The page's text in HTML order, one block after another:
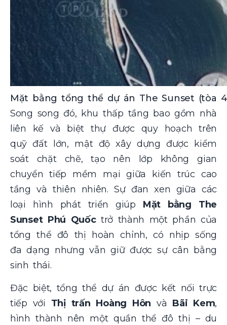
Mặt bằng tổng thể dự án The Sunset (tòa
Song song đó, khu thấp tầng bao gồm nhà
liên kế và biệt thự được quy hoạch trên
quỹ đất lớn, mật độ xây dựng được kiểm
soát chặt chẽ, tạo nên lớp không gian
chuyển tiếp mềm mại giữa kiến trúc cao
tầng và thiên nhiên. Sự đan xen giữa các
loại hình phát triển giúp Mặt bằng The
Sunset Phú Quốctrở thành một phần của
tổng thể đô thị hoàn chỉnh, có nhịp sống
đa dạng nhưng vẫn giữ được sự cân bằng
sinh thái.
Đặc biệt, tổng thể dự án được kết nối trực
tiếp với Thị trấn Hoàng Hôn và Bãi Kem,
hình thành nên một quần thể đô thị – du